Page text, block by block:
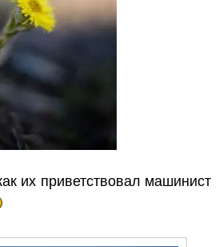
их приветствовал машинист